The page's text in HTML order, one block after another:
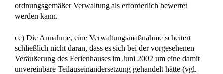
Durch den Verkauf des Grundstücks wäre der an die
dinglichen Surrogation an die Stelle der Immobilie getreten (§
2041 Satz 1 BGB). Der Verkauf hätte also nur die
Zusammensetzung des Nachlasses verändert, ohne dessen
Substanzwert zu mindern. Zweck der §§ 2038 ff., 743 ff.